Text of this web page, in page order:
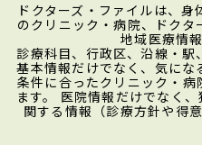
ドクターズ・ファイルは、
のクリニック・病院、ドク
地域医療情
診療科目、行政区、沿線・
基本情報だけでなく、気にな
条件に合ったクリニック・
ます。 医院情報だけでなく
関する情報（診療方針や得